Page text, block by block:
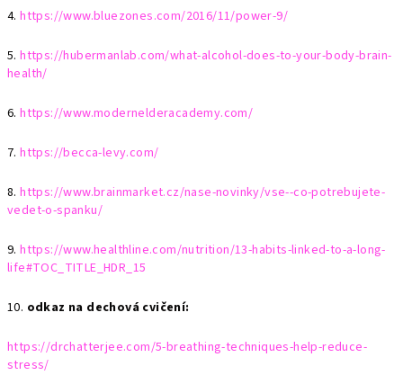
4.https://www.bluezones.com/2016/11/power-9/
5.https://hubermanlab.com/what-alcohol-does-to-your-body-brain-
health/
6.https://www.modernelderacademy.com/
7.https://becca-levy.com/
8.https://www.brainmarket.cz/nase-novinky/vse--co-potrebujete-
vedet-o-spanku/
9.https://www.healthline.com/nutrition/13-habits-linked-to-a-long-
life#TOC_TITLE_HDR_15
10. odkaz na dechová cvičení:
https://drchatterjee.com/5-breathing-techniques-help-reduce-
stress/